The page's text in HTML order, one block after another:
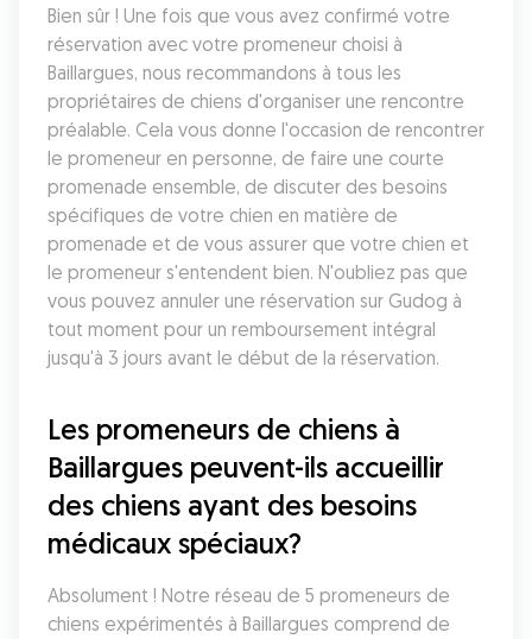
Bien sûr ! Une fois que vous avez confirmé votre
réservation avec votre promeneur choisi à
Baillargues, nous recommandons à tous les
propriétaires de chiens d'organiser une rencontre
préalable. Cela vous donne l'occasion de rencontrer
le promeneur en personne, de faire une courte
promenade ensemble, de discuter des besoins
spécifiques de votre chien en matière de
promenade et de vous assurer que votre chien et
le promeneur s'entendent bien. N'oubliez pas que
vous pouvez annuler une réservation sur Gudog à
tout moment pour un remboursement intégral
jusqu'à 3 jours avant le début de la réservation.
Les promeneurs de chiens à
Baillargues peuvent-ils accueillir
des chiens ayant des besoins
médicaux spéciaux?
Absolument ! Notre réseau de 5 promeneurs de
chiens expérimentés à Baillargues comprend de